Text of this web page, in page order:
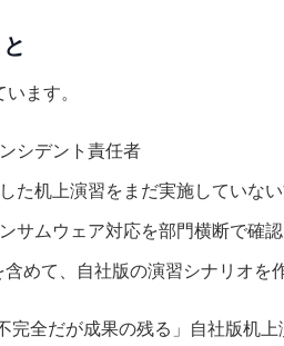
ます。
シデント責任者
た机上演習をまだ実施していな
サムウェア対応を部門横断で確
めて、自社版の演習シナリオを
全だが成果の残る」自社版机